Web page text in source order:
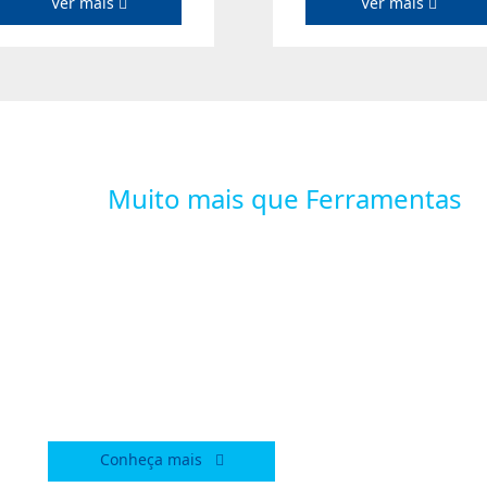
Muito mais que Ferramentas
Conheça mais